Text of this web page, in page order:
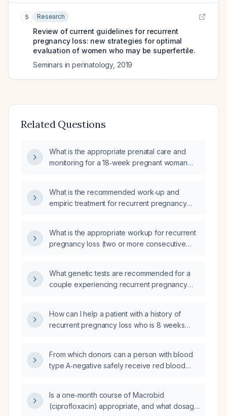
5 Research
Review of current guidelines for recurrent
pregnancy loss: new strategies for optimal
evaluation of women who may be superfertile.
Seminars in perinatology, 2019
Related Questions
What is the appropriate prenatal care and
monitoring for a 18‑week pregnant woman
What is the recommended work‑up and
empiric treatment for recurrent pregnancy
What is the appropriate workup for recurrent
pregnancy loss (two or more consecutive
What genetic tests are recommended for a
couple experiencing recurrent pregnancy
How can I help a patient with a history of
recurrent pregnancy loss who is 8 weeks
upcoming prenatal ultrasound?
From which donors can a person with blood
type A‑negative safely receive red blood
Is a one‑month course of Macrobid
(ciprofloxacin) appropriate, and what dosage